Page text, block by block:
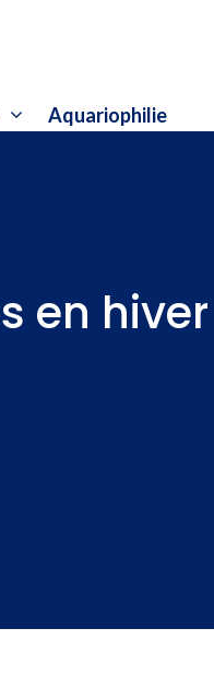
Aquariophilie
en hiver